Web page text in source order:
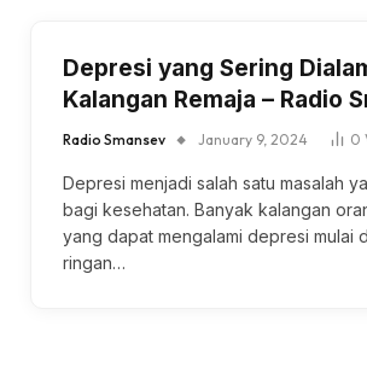
Depresi yang Sering
Kalangan Remaja – Radio
Radio Smansev January 9, 2024 0
Depresi menjadi salah satu masalah
bagi kesehatan. Banyak kalangan
yang dapat mengalami depresi mulai
ringan…